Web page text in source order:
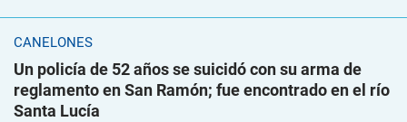
CANELONES
Un policía de 52 años se suicidó con su arma de
reglamento en San Ramón; fue encontrado en el río
Santa Lucía